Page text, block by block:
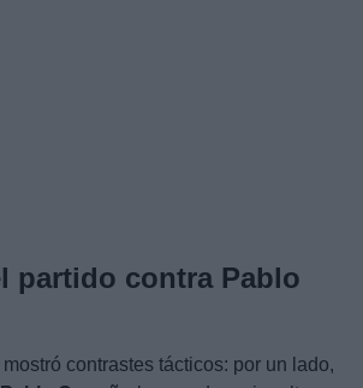
partido contra Pablo
contrastes tácticos: por un lado,